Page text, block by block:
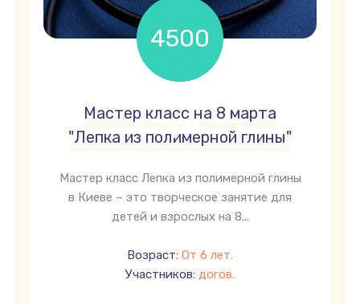
4500
грн
Мастер класс на 8 марта
"Лепка из полимерной глины"
Мастер класс Лепка из полимерной глины
в Киеве – это творческое занятие для
детей и взрослых на 8...
Возраст: От 6 лет.
Участников: догов.